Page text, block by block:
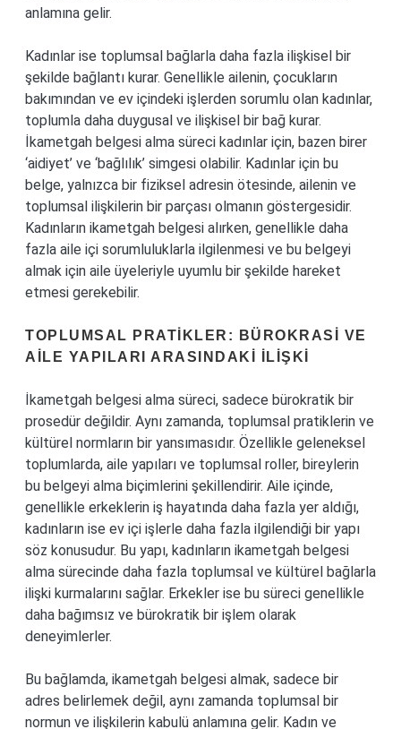
anlamına gelir.
Kadınlar ise toplumsal bağlarla daha fazla ilişkisel bir
şekilde bağlantı kurar. Genellikle ailenin, çocukların
bakımından ve ev içindeki işlerden sorumlu olan kadınlar,
toplumla daha duygusal ve ilişkisel bir bağ kurar.
İkametgah belgesi alma süreci kadınlar için, bazen birer
‘aidiyet’ ve ‘bağlılık’ simgesi olabilir. Kadınlar için bu
belge, yalnızca bir fiziksel adresin ötesinde, ailenin ve
toplumsal ilişkilerin bir parçası olmanın göstergesidir.
Kadınların ikametgah belgesi alırken, genellikle daha
fazla aile içi sorumluluklarla ilgilenmesi ve bu belgeyi
almak için aile üyeleriyle uyumlu bir şekilde hareket
etmesi gerekebilir.
TOPLUMSAL PRATIKLER: BÜROKRASI VE
AILE YAPILARI ARASINDAKI İLIŞKI
İkametgah belgesi alma süreci, sadece bürokratik bir
prosedür değildir. Aynı zamanda, toplumsal pratiklerin ve
kültürel normların bir yansımasıdır. Özellikle geleneksel
toplumlarda, aile yapıları ve toplumsal roller, bireylerin
bu belgeyi alma biçimlerini şekillendirir. Aile içinde,
genellikle erkeklerin iş hayatında daha fazla yer aldığı,
kadınların ise ev içi işlerle daha fazla ilgilendiği bir yapı
söz konusudur. Bu yapı, kadınların ikametgah belgesi
alma sürecinde daha fazla toplumsal ve kültürel bağlarla
ilişki kurmalarını sağlar. Erkekler ise bu süreci genellikle
daha bağımsız ve bürokratik bir işlem olarak
deneyimlerler.
Bu bağlamda, ikametgah belgesi almak, sadece bir
adres belirlemek değil, aynı zamanda toplumsal bir
normun ve ilişkilerin kabulü anlamına gelir. Kadın ve